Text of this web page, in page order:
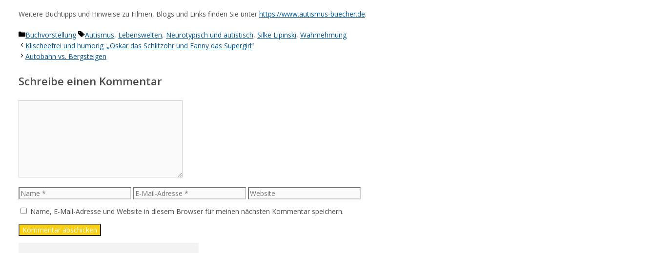
Weitere Buchtipps und Hinweise zu Filmen, Blogs und Links finden Sie unter https://www.autismus-buecher.de.
Kategorien
Buchvorstellung Schlagwörter
Autismus, Lebenswelten, Neurotypisch und autistisch, Silke Lipinski, Wahrnehmung
Klischeefrei und humorig :„Oskar das Schlitzohr und Fanny das Supergirl“
Autobahn vs. Bergsteigen
Schreibe einen Kommentar
Name
E-
Mail-
Adresse
Website
Name, E-Mail-Adresse und Website in diesem Browser für meinen nächsten Kommentar speichern.